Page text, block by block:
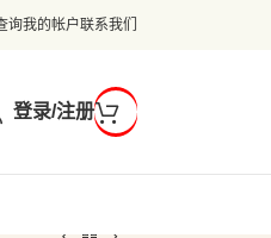
询我的帐户联系我们
登录/注册